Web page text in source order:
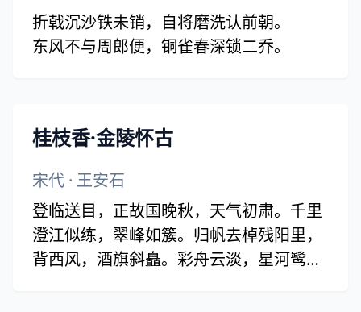
折戟沉沙铁未销，自将磨洗认前朝。
东风不与周郎便，铜雀春深锁二乔。
桂枝香·金陵怀古
宋代 · 王安石
登临送目，正故国晚秋，天气初肃。千里
澄江似练，翠峰如簇。归帆去棹残阳里，
背西风，酒旗斜矗。彩舟云淡，星河鹭